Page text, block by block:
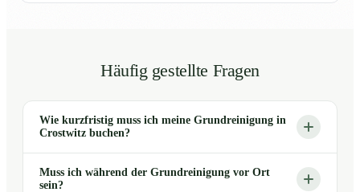
Häufig gestellte Fragen
Wie kurzfristig muss ich meine Grundreinigung in
Crostwitz buchen?
Muss ich während der Grundreinigung vor Ort
sein?